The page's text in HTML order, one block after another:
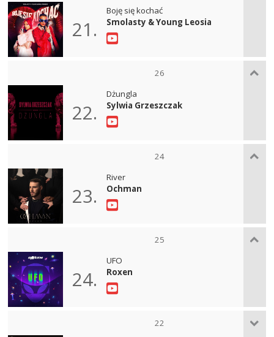
21.
Boję się kochać
Smolasty & Young Leosia
26
22.
Dżungla
Sylwia Grzeszczak
24
23.
River
Ochman
25
24.
UFO
Roxen
22